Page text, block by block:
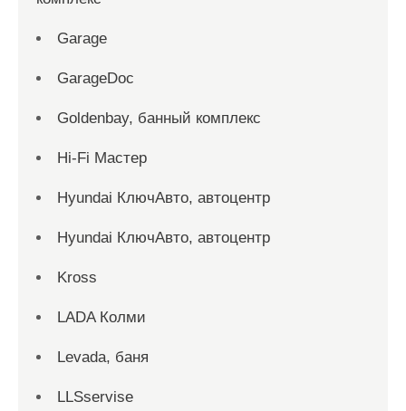
Garage
GarageDoc
Goldenbay, банный комплекс
Hi-Fi Мастер
Hyundai КлючАвто, автоцентр
Hyundai КлючАвто, автоцентр
Kross
LADA Колми
Levada, баня
LLSservise